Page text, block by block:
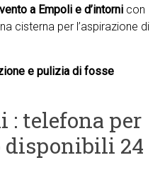
a Empoli e d’intorni con
cisterna per l’aspirazione di
e pulizia di fosse
: telefona per
disponibili 24